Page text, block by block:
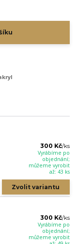
300 Kč/ks
Vyrábíme po
objednání;
můžeme vyrobit
až: 43 ks
Zvolit variantu
300 Kč/ks
Vyrábíme po
objednání;
můžeme vyrobit